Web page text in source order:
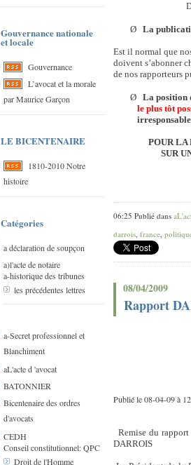
Gouvernance nationale
et locale
Gouvernance
L’avocat et la morale
par Maurice Garçon
LE BICENTENAIRE
1810-2010 Notre
histoire
Catégories
a déclaration de soupçon
a)l'acte de notaire
a-historique des tribunes
les précédentes lettres
a-Secret professionnel et
Blanchiment
aL'acte d 'avocat
BATONNIER
Bicentenaire des ordres
d'avocats
CEDH
Conseil constitutionnel: QPC
Droit de l'Homme
Ø La
Est il normal que
doivent s’abonner
de nos rapporteurs
Ø La position
le plus tôt
POUR LA
SUR
06:25 Publié dans
darrois, france,
08/04/2009
Rapport
Publié le 08-04-09 à
Remise du
DARROIS